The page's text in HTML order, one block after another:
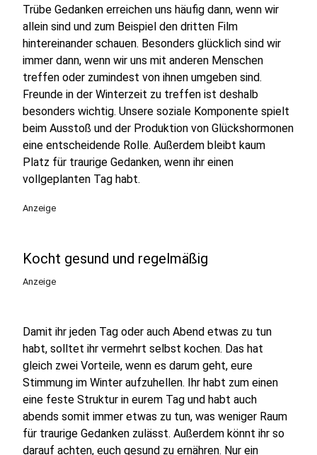
Trübe Gedanken erreichen uns häufig dann, wenn wir
allein sind und zum Beispiel den dritten Film
hintereinander schauen. Besonders glücklich sind wir
immer dann, wenn wir uns mit anderen Menschen
treffen oder zumindest von ihnen umgeben sind.
Freunde in der Winterzeit zu treffen ist deshalb
besonders wichtig. Unsere soziale Komponente spielt
beim Ausstoß und der Produktion von Glückshormonen
eine entscheidende Rolle. Außerdem bleibt kaum
Platz für traurige Gedanken, wenn ihr einen
vollgeplanten Tag habt.
Anzeige
Kocht gesund und regelmäßig
Anzeige
Damit ihr jeden Tag oder auch Abend etwas zu tun
habt, solltet ihr vermehrt selbst kochen. Das hat
gleich zwei Vorteile, wenn es darum geht, eure
Stimmung im Winter aufzuhellen. Ihr habt zum einen
eine feste Struktur in eurem Tag und habt auch
abends somit immer etwas zu tun, was weniger Raum
für traurige Gedanken zulässt. Außerdem könnt ihr so
darauf achten, euch gesund zu ernähren. Nur ein